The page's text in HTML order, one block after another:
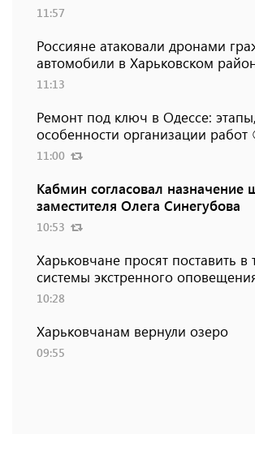
11:57
Россияне атаковали дронами
автомобили в Харьковском
11:13
Ремонт под ключ в Одессе:
особенности организации работ
11:00
Кабмин согласовал назначение
заместителя Олега Синегубова
10:53
Харьковчане просят поставить в
системы экстренного
10:28
Харьковчанам вернули озеро
09:55